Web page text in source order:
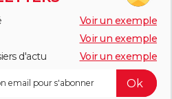
Voir un exemple
Voir un exemple
d'actu
Voir un exemple